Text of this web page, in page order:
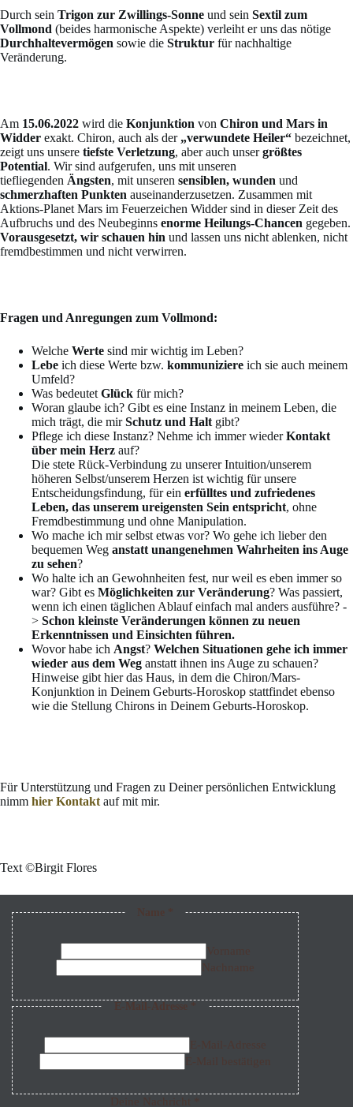
Durch sein Trigon zur Zwillings-Sonne und sein Sextil zum
Vollmond (beides harmonische Aspekte) verleiht er uns das nötige
Durchhaltevermögen sowie die Struktur für nachhaltige
Veränderung.
Am 15.06.2022 wird die Konjunktion von Chiron und Mars in
Widder exakt. Chiron, auch als der „verwundete Heiler“ bezeichnet,
zeigt uns unsere tiefste Verletzung, aber auch unsergrößtes
Potential. Wir sind aufgerufen, uns mit unseren
tiefliegenden Ängsten, mit unseren sensiblen, wunden und
schmerzhaften Punkten auseinanderzusetzen. Zusammen mit
Aktions-Planet Mars im Feuerzeichen Widder sind in dieser Zeit des
Aufbruchs und des Neubeginns enorme Heilungs-Chancen gegeben.
Vorausgesetzt, wir schauen hin und lassen uns nicht ablenken, nicht
fremdbestimmen und nicht verwirren.
Fragen und Anregungen zum Vollmond:
Welche Werte sind mir wichtig im Leben?
Lebe ich diese Werte bzw. kommuniziere ich sie auch meinem
Umfeld?
Was bedeutet Glück für mich?
Woran glaube ich? Gibt es eine Instanz in meinem Leben, die
mich trägt, die mirSchutz und Halt gibt?
Pflege ich diese Instanz? Nehme ich immer wiederKontakt
über mein Herz auf?
Die stete Rück-Verbindung zu unserer Intuition/unserem
höheren Selbst/unserem Herzen ist wichtig für unsere
Entscheidungsfindung, für ein erfülltes und zufriedenes
Leben, das unserem ureigensten Sein entspricht, ohne
Fremdbestimmung und ohne Manipulation.
Wo mache ich mir selbst etwas vor? Wo gehe ich lieber den
bequemen Weg anstatt unangenehmen Wahrheiten ins Auge
zu sehen?
Wo halte ich an Gewohnheiten fest, nur weil es eben immer so
war? Gibt es Möglichkeiten zur Veränderung? Was passiert,
wenn ich einen täglichen Ablauf einfach mal anders ausführe? -
> Schon kleinste Veränderungen können zu neuen
Erkenntnissen und Einsichten führen.
Wovor habe ich Angst? Welchen Situationen gehe ich immer
wieder aus dem Weg anstatt ihnen ins Auge zu schauen?
Hinweise gibt hier das Haus, in dem die Chiron/Mars-
Konjunktion in Deinem Geburts-Horoskop stattfindet ebenso
wie die Stellung Chirons in Deinem Geburts-Horoskop.
Für Unterstützung und Fragen zu Deiner persönlichen Entwicklung
nimm hier Kontakt auf mit mir.
Text ©Birgit Flores
i
n
S